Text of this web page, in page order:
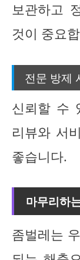
보관하고
것이 중요
전문 방제
신뢰할 수
리뷰와 서
좋습니다.
마무리하
좀벌레는